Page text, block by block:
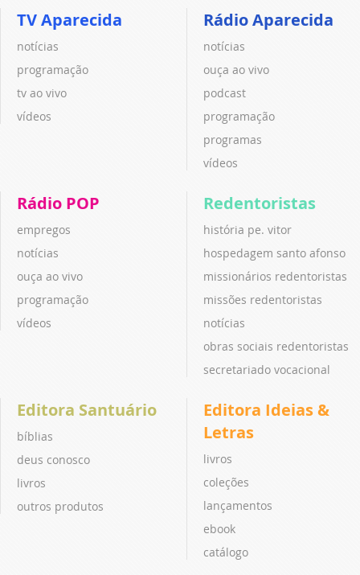
TV Aparecida
notícias
programação
tv ao vivo
vídeos
Rádio Aparecida
notícias
ouça ao vivo
podcast
programação
programas
vídeos
Rádio POP
empregos
notícias
ouça ao vivo
programação
vídeos
Redentoristas
história pe. vitor
hospedagem santo afonso
missionários redentoristas
missões redentoristas
notícias
obras sociais redentoristas
secretariado vocacional
Editora Santuário
bíblias
deus conosco
livros
outros produtos
Editora Ideias &
Letras
livros
coleções
lançamentos
ebook
catálogo